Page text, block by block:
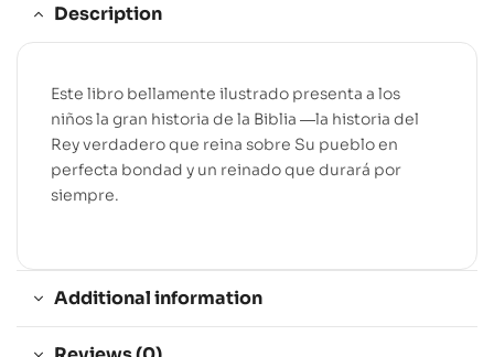
Description
Este libro bellamente ilustrado presenta a los
niños la gran historia de la Biblia ―la historia del
Rey verdadero que reina sobre Su pueblo en
perfecta bondad y un reinado que durará por
siempre.
Additional information